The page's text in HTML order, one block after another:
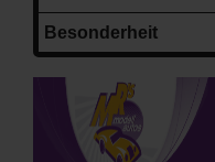
Besonderheit